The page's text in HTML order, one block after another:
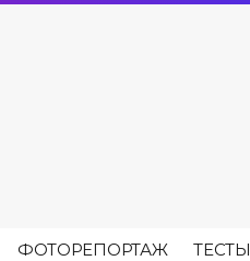
ФОТОРЕПОРТАЖ ТЕСТЫ